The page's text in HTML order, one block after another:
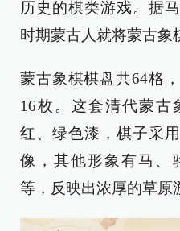
历史的棋类游戏。据
时期蒙古人就将蒙古象
蒙古象棋棋盘共64格
16枚。这套清代蒙古
红、绿色漆，棋子采
像，其他形象有马、
等，反映出浓厚的草原